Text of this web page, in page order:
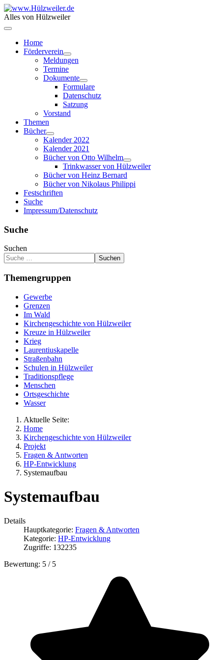
Alles von Hülzweiler
Home
Förderverein
Meldungen
Termine
Dokumente
Formulare
Datenschutz
Satzung
Vorstand
Themen
Bücher
Kalender 2022
Kalender 2021
Bücher von Otto Wilhelm
Trinkwasser von Hülzweiler
Bücher von Heinz Bernard
Bücher von Nikolaus Philippi
Festschriften
Suche
Impressum/Datenschutz
Suche
Suchen
Suchen
Themengruppen
Gewerbe
Grenzen
Im Wald
Kirchengeschichte von Hülzweiler
Kreuze in Hülzweiler
Krieg
Laurentiuskapelle
Straßenbahn
Schulen in Hülzweiler
Traditionspflege
Menschen
Ortsgeschichte
Wasser
Aktuelle Seite:
Home
Kirchengeschichte von Hülzweiler
Projekt
Fragen & Antworten
HP-Entwicklung
Systemaufbau
Systemaufbau
Details
Hauptkategorie: Fragen & Antworten
Kategorie: HP-Entwicklung
Zugriffe: 132235
Bewertung: 5 / 5